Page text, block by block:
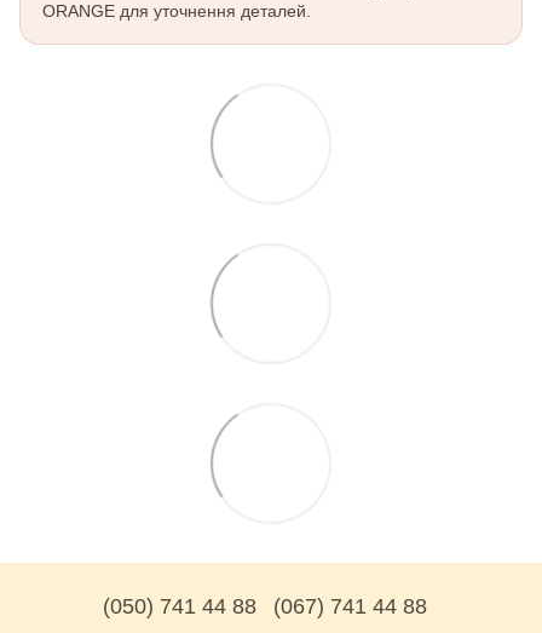
ORANGE для уточнення деталей.
(050) 741 44 88 (067) 741 44 88